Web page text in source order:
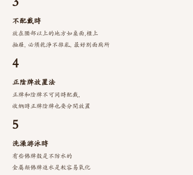
不配戴時
放在腰部以上的地方如桌面,櫃上
抽屜, 必須乾淨不雜亂, 最好別面廁所
4
正陰牌放置法
正牌和陰牌不可同時配戴,
收納時正牌陰牌也要分開放置
5
洗澡游泳時
有些佛牌殼是不防水的
金屬類佛牌進水是較容易氧化